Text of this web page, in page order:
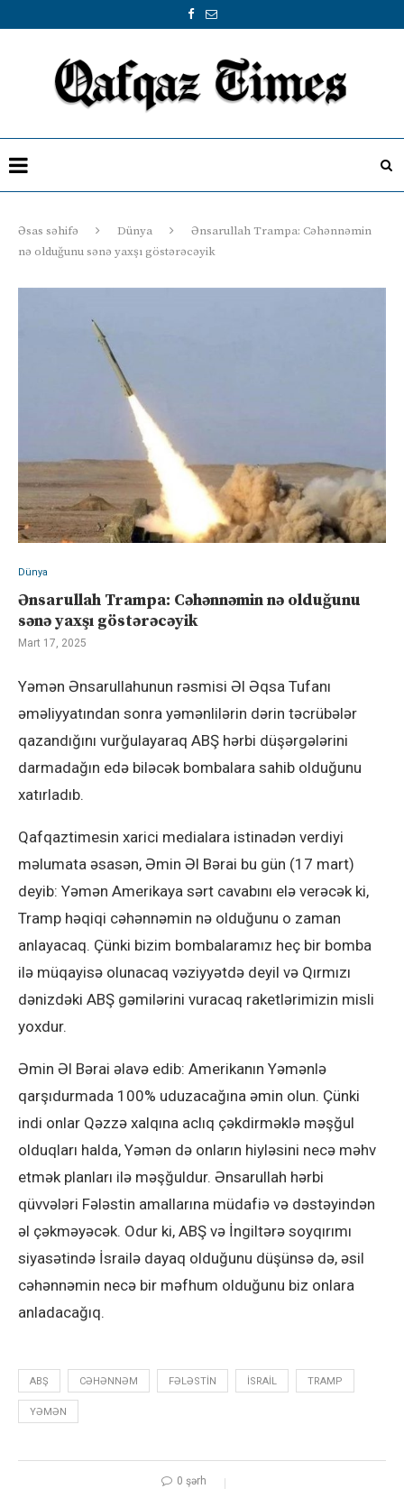
Əsas səhifə Dünya
Ənsarullah Trampa: Cəhənnəmin
nə olduğunu sənə yaxşı göstərəcəyik
Dünya
Ənsarullah Trampa: Cəhənnəmin nə olduğunu
sənə yaxşı göstərəcəyik
Mart 17, 2025
Yəmən Ənsarullahunun rəsmisi Əl Əqsa Tufanı
əməliyyatından sonra yəmənlilərin dərin təcrübələr
qazandığını vurğulayaraq ABŞ hərbi düşərgələrini
darmadağın edə biləcək bombalara sahib olduğunu
xatırladıb.
Qafqaztimesin xarici medialara istinadən verdiyi
məlumata əsasən, Əmin Əl Bərai bu gün (17 mart)
deyib: Yəmən Amerikaya sərt cavabını elə verəcək ki,
Tramp həqiqi cəhənnəmin nə olduğunu o zaman
anlayacaq. Çünki bizim bombalaramız heç bir bomba
ilə müqayisə olunacaq vəziyyətdə deyil və Qırmızı
dənizdəki ABŞ gəmilərini vuracaq raketlərimizin misli
yoxdur.
Əmin Əl Bərai əlavə edib: Amerikanın Yəmənlə
qarşıdurmada 100% uduzacağına əmin olun. Çünki
indi onlar Qəzzə xalqına aclıq çəkdirməklə məşğul
olduqları halda, Yəmən də onların hiyləsini necə məhv
etmək planları ilə məşğuldur. Ənsarullah hərbi
qüvvələri Fələstin amallarına müdafiə və dəstəyindən
əl çəkməyəcək. Odur ki, ABŞ və İngiltərə soyqırımı
siyasətində İsrailə dayaq olduğunu düşünsə də, əsil
cəhənnəmin necə bir məfhum olduğunu biz onlara
anladacağıq.
ABŞ CƏHƏNNƏM FƏLƏSTIN ISRAIL TRAMP
YƏMƏN
0 şərh